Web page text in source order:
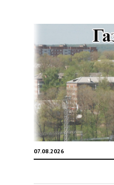
07.08.2026